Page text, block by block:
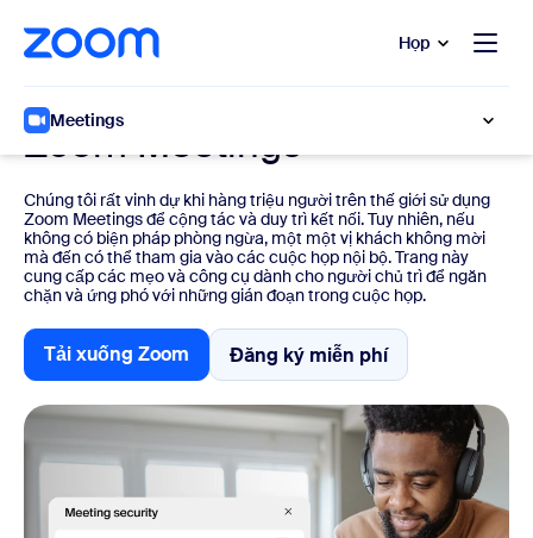
đến nội dung chính
trò chuyện trợ giúp Họp
Meetings
Hướng dẫn về bảo mật
Zoom Meetings
Chúng tôi rất vinh dự khi hàng triệu người trên thế giới sử dụng
Zoom Meetings để cộng tác và duy trì kết nối. Tuy nhiên, nếu
không có biện pháp phòng ngừa, một một vị khách không mời
mà đến có thể tham gia vào các cuộc họp nội bộ. Trang này
cung cấp các mẹo và công cụ dành cho người chủ trì để ngăn
chặn và ứng phó với những gián đoạn trong cuộc họp.
Tải xuống Zoom
Tải xuống Zoom
Đăng ký miễn phí
Đăng ký miễn phí